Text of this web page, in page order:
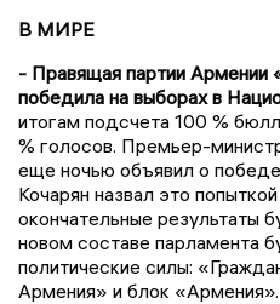
В МИРЕ
- Правящая партии Армении
победила на выборах в
итогам подсчета 100 %
% голосов. Премьер-
еще ночью объявил о
Кочарян назвал это
окончательные результаты
новом составе парламента
политические силы:
Армения» и блок «Армения».